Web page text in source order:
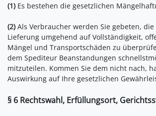
(1) Es bestehen die gesetzlichen
(2) Als Verbraucher werden Sie gebeten, die
Lieferung umgehend auf Vollständigkeit,
Mängel und Transportschäden zu
dem Spediteur Beanstandungen
mitzuteilen. Kommen Sie dem nicht nach,
Auswirkung auf Ihre gesetzlichen
§ 6 Rechtswahl, Erfüllungsort,